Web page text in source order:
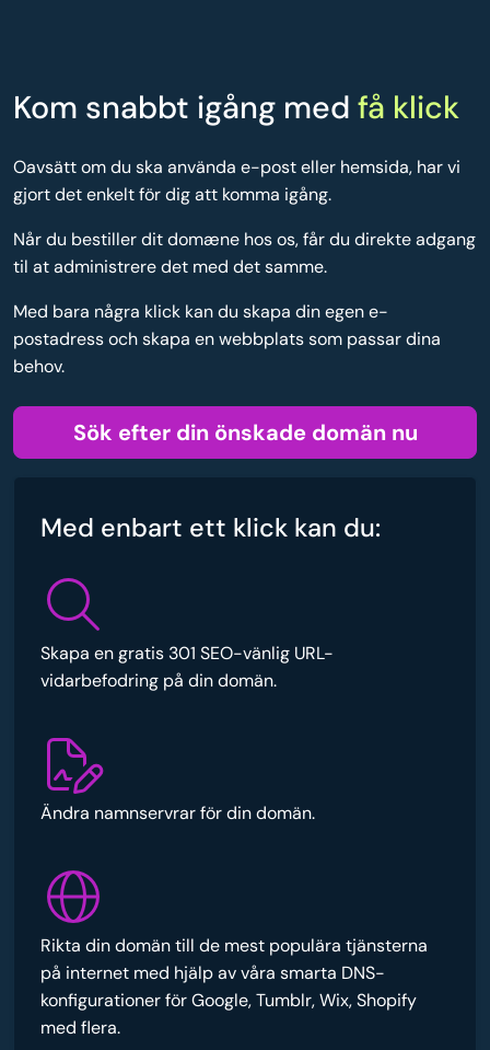
Kom snabbt igång med få klick
Oavsätt om du ska använda e-post eller hemsida, har vi
gjort det enkelt för dig att komma igång.
Når du bestiller dit domæne hos os, får du direkte adgang
til at administrere det med det samme.
Med bara några klick kan du skapa din egen e-
postadress och skapa en webbplats som passar dina
behov.
Sök efter din önskade domän nu
Med enbart ett klick kan du:
Skapa en gratis 301 SEO-vänlig URL-
vidarbefodring på din domän.
Ändra namnservrar för din domän.
Rikta din domän till de mest populära tjänsterna
på internet med hjälp av våra smarta DNS-
konfigurationer för Google, Tumblr, Wix, Shopify
med flera.